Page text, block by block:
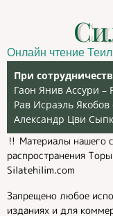
Онлайн чтение
При
Гаон Янив Ассури
Рав Исраэль
Александр Цви
‼️ Материалы нашего
распространения
Silatehilim.com
Запрещено любое
изданиях и для